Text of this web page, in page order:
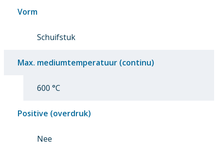
Vorm
Schuifstuk
Max. mediumtemperatuur (continu)
600 °C
Positive (overdruk)
Nee